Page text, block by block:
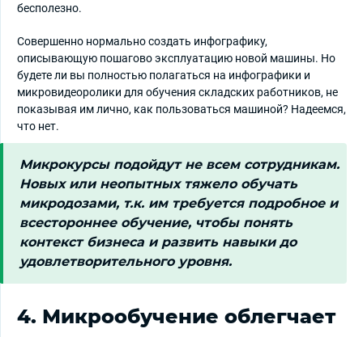
бесполезно.
Совершенно нормально создать инфографику,
описывающую пошагово эксплуатацию новой машины. Но
будете ли вы полностью полагаться на инфографики и
микровидеоролики для обучения складских работников, не
показывая им лично, как пользоваться машиной? Надеемся,
что нет.
Микрокурсы подойдут не всем сотрудникам.
Новых или неопытных тяжело обучать
микродозами, т.к. им требуется подробное и
всестороннее обучение, чтобы понять
контекст бизнеса и развить навыки до
удовлетворительного уровня.
4. Микрообучение облегчает